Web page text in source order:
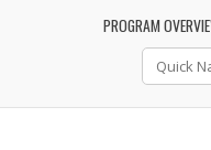
PROGRAM